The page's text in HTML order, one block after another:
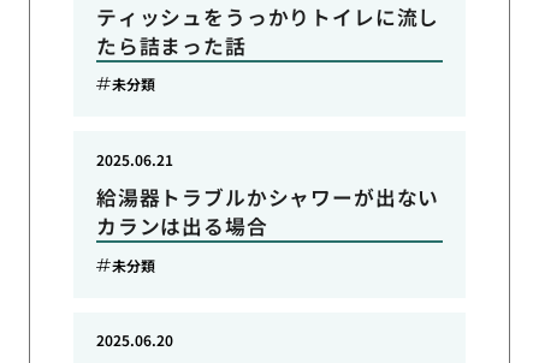
ティッシュをうっかりトイレに流し
たら詰まった話
未分類
給湯器トラブルかシャワーが出ない
カランは出る場合
2025.06.21
未分類
2025.06.20